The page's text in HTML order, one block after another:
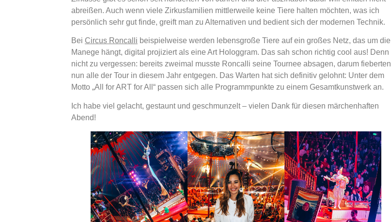
abreißen. Auch wenn viele Zirkusfamilien mittlerweile keine Tiere halten möchten, was ich
persönlich sehr gut finde, greift man zu Alternativen und bedient sich der modernen Technik.
Bei Circus Roncalli beispielweise werden lebensgroße Tiere auf ein großes Netz, das um die
Manege hängt, digital projiziert als eine Art Hologgram. Das sah schon richtig cool aus! Denn
nicht zu vergessen: bereits zweimal musste Roncalli seine Tournee absagen, darum fieberten
nun alle der Tour in diesem Jahr entgegen. Das Warten hat sich definitiv gelohnt: Unter dem
Motto „All for ART for All“ passen sich alle Programmpunkte zu einem Gesamtkunstwerk an.
Ich habe viel gelacht, gestaunt und geschmunzelt – vielen Dank für diesen märchenhaften
Abend!